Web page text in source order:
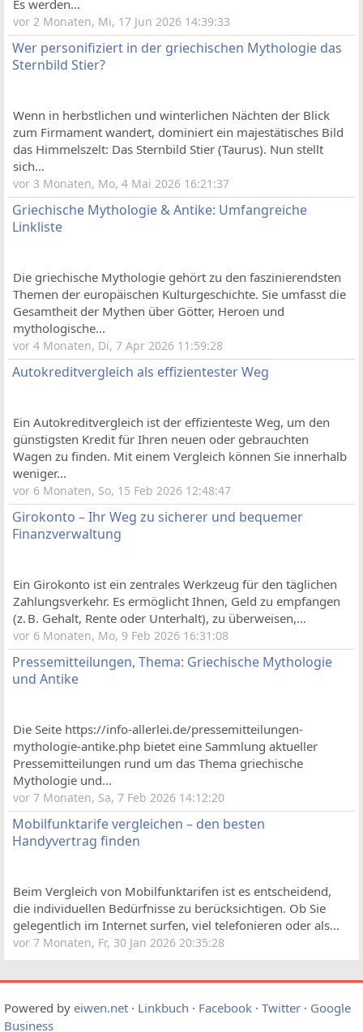
Es werden...
vor 2 Monaten, Mi, 17 Jun 2026 14:39:33
Wer personifiziert in der griechischen Mythologie das
Sternbild Stier?
Wenn in herbstlichen und winterlichen Nächten der Blick
zum Firmament wandert, dominiert ein majestätisches Bild
das Himmelszelt: Das Sternbild Stier (Taurus). Nun stellt
sich...
vor 3 Monaten, Mo, 4 Mai 2026 16:21:37
Griechische Mythologie & Antike: Umfangreiche
Linkliste
Die griechische Mythologie gehört zu den faszinierendsten
Themen der europäischen Kulturgeschichte. Sie umfasst die
Gesamtheit der Mythen über Götter, Heroen und
mythologische...
vor 4 Monaten, Di, 7 Apr 2026 11:59:28
Autokreditvergleich als effizientester Weg
Ein Autokreditvergleich ist der effizienteste Weg, um den
günstigsten Kredit für Ihren neuen oder gebrauchten
Wagen zu finden. Mit einem Vergleich können Sie innerhalb
weniger...
vor 6 Monaten, So, 15 Feb 2026 12:48:47
Girokonto – Ihr Weg zu sicherer und bequemer
Finanzverwaltung
Ein Girokonto ist ein zentrales Werkzeug für den täglichen
Zahlungsverkehr. Es ermöglicht Ihnen, Geld zu empfangen
(z. B. Gehalt, Rente oder Unterhalt), zu überweisen,...
vor 6 Monaten, Mo, 9 Feb 2026 16:31:08
Pressemitteilungen, Thema: Griechische Mythologie
und Antike
Die Seite https://info-allerlei.de/pressemitteilungen-
mythologie-antike.php bietet eine Sammlung aktueller
Pressemitteilungen rund um das Thema griechische
Mythologie und...
vor 7 Monaten, Sa, 7 Feb 2026 14:12:20
Mobilfunktarife vergleichen – den besten
Handyvertrag finden
Beim Vergleich von Mobilfunktarifen ist es entscheidend,
die individuellen Bedürfnisse zu berücksichtigen. Ob Sie
gelegentlich im Internet surfen, viel telefonieren oder als...
vor 7 Monaten, Fr, 30 Jan 2026 20:35:28
Powered by eiwen.net · Linkbuch · Facebook · Twitter · Google
Business